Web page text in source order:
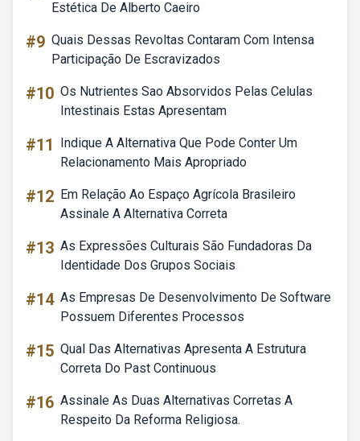
Estética De Alberto Caeiro
#9 Quais Dessas Revoltas Contaram Com Intensa
Participação De Escravizados
#10 Os Nutrientes Sao Absorvidos Pelas Celulas
Intestinais Estas Apresentam
#11
Indique A Alternativa Que Pode Conter Um
Relacionamento Mais Apropriado
#12 Em Relação Ao Espaço Agrícola Brasileiro
Assinale A Alternativa Correta
#13 As Expressões Culturais São Fundadoras Da
Identidade Dos Grupos Sociais
#14 As Empresas De Desenvolvimento De Software
Possuem Diferentes Processos
#15 Qual Das Alternativas Apresenta A Estrutura
Correta Do Past Continuous
#16 Assinale As Duas Alternativas Corretas A
Respeito Da Reforma Religiosa.